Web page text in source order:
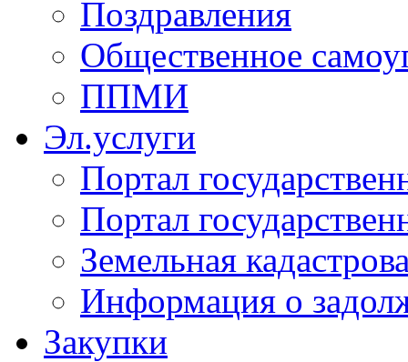
Поздравления
Общественное
ППМИ
Эл.услуги
Портал
Портал
Земельная
Информация о
Закупки